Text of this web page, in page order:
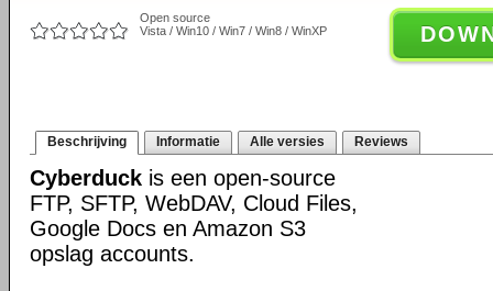
Open source
Vista / Win10 / Win7 / Win8 / WinXP
Beschrijving Informatie Alle versies Reviews
Cyberduck is een open-source
FTP, SFTP, WebDAV, Cloud Files,
Google Docs en Amazon S3
opslag accounts.